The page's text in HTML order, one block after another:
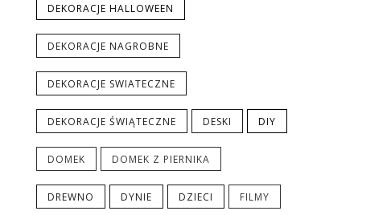
DEKORACJE HALLOWEEN
DEKORACJE NAGROBNE
DEKORACJE SWIATECZNE
DEKORACJE ŚWIĄTECZNE DESKI DIY
DOMEK DOMEK Z PIERNIKA
DREWNO DYNIE DZIECI FILMY